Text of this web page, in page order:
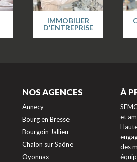
IMMOBILIER
D'ENTREPRISE
NOS AGENCES
Annecy
Bourg en Bresse
Bourgoin Jallieu
Chalon sur Saône
Oyonnax
À
et
des